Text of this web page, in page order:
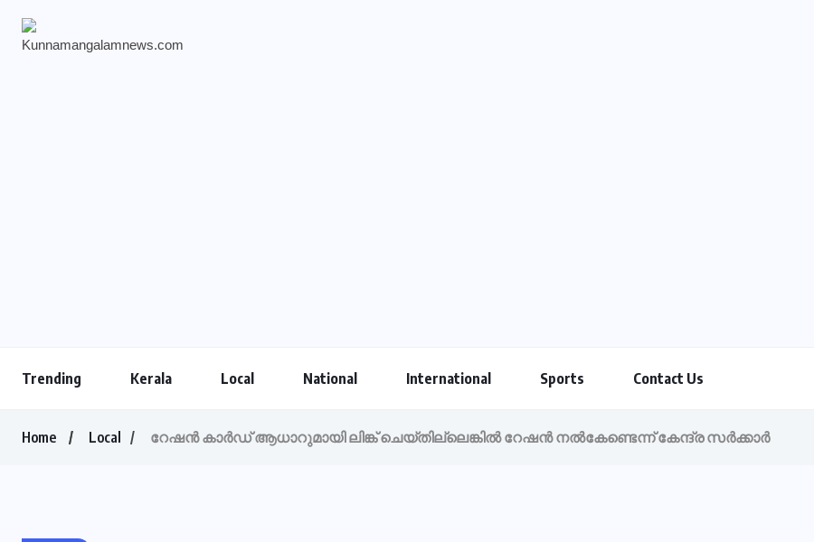
Trending Kerala Local National International Sports Contact Us
Home Local റേഷന്‍ കാര്‍ഡ് ആധാറുമായി ലിങ്ക് ചെയ്തില്ലെങ്കില്‍ റേഷന്‍ നല്‍കേണ്ടെന്ന് കേന്ദ്ര സര്‍ക്കാര്‍